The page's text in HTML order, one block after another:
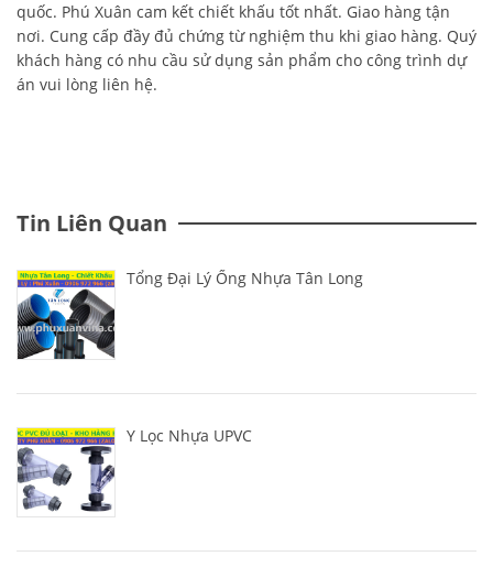
quốc. Phú Xuân cam kết chiết khấu tốt nhất. Giao hàng tận
nơi. Cung cấp đầy đủ chứng từ nghiệm thu khi giao hàng. Quý
khách hàng có nhu cầu sử dụng sản phẩm cho công trình dự
án vui lòng liên hệ.
Tin Liên Quan
Tổng Đại Lý Ống Nhựa Tân Long
Y Lọc Nhựa UPVC